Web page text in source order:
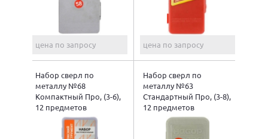
цена по запросу цена по запросу
Набор сверл по
металлу №68
Компактный Про, (3-6),
12 предметов
Набор сверл по
металлу №63
Стандартный Про, (3-8),
12 предметов